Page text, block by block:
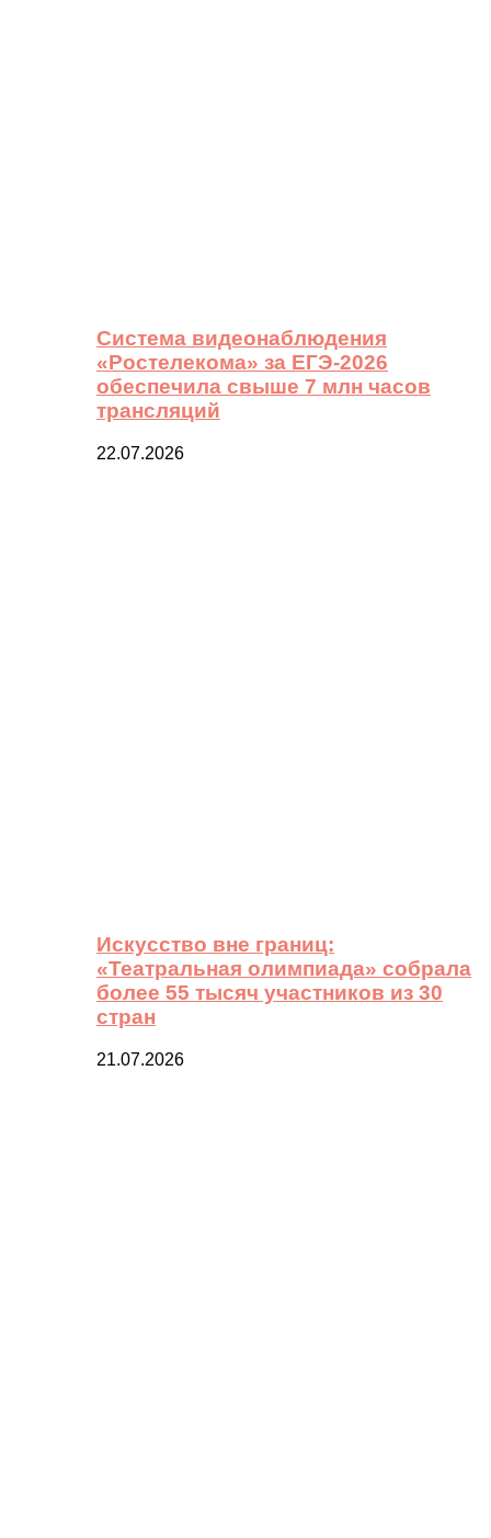
Система видеонаблюдения
«Ростелекома» за ЕГЭ-2026
обеспечила свыше 7 млн часов
трансляций
22.07.2026
Искусство вне границ:
«Театральная олимпиада» собрала
более 55 тысяч участников из 30
стран
21.07.2026